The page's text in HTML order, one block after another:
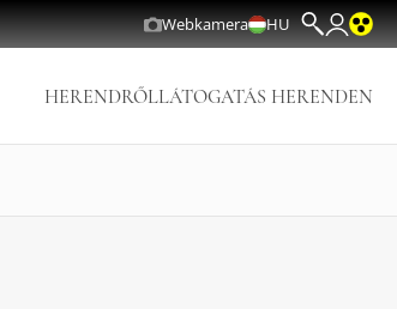
Webkamera HU
HERENDRŐLLÁTOGATÁS HERENDEN